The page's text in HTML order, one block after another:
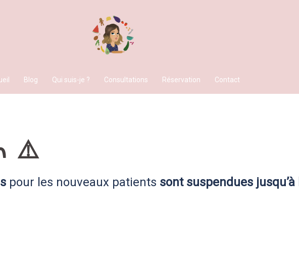
Blog Qui suis-je ? Consultations Réservation Contact
⚠️
pour les nouveaux patients sont suspendues jusqu’à